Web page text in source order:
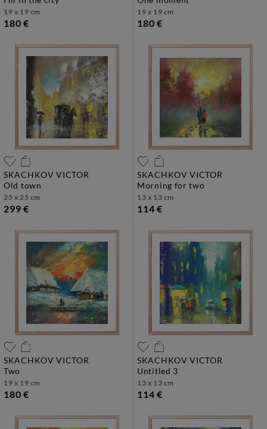
19 x 19 cm
180 €
19 x 19 cm
180 €
SKACHKOV VICTOR
old town
25 x 25 cm
299 €
SKACHKOV VICTOR
morning for two
13 x 13 cm
114 €
SKACHKOV VICTOR
two
19 x 19 cm
180 €
SKACHKOV VICTOR
untitled 3
13 x 13 cm
114 €